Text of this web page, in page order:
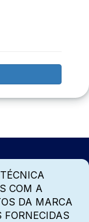
COM A
DA MARCA
FORNECIDAS